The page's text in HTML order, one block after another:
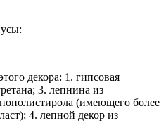
декора: 1. гипсовая
3. лепнина из
(имеющего более
4. лепной декор из